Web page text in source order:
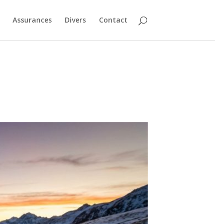
Assurances Divers Contact